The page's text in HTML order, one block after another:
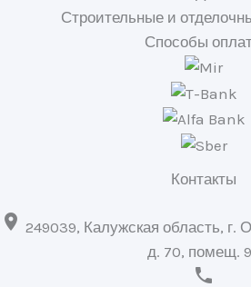
Строительные и
Способы
Контакты
 249039, Калужская область, г.
д. 70, помещ.
